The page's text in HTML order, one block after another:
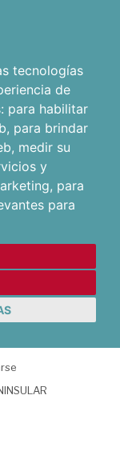
tecnologías
de
para habilitar
, para brindar
, medir su
y
, para
para